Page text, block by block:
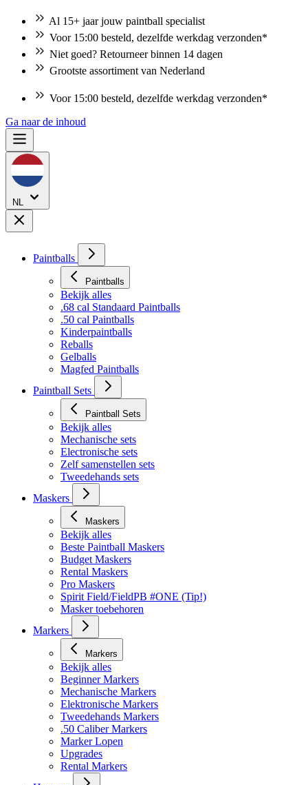
Al 15+ jaar jouw paintball specialist
Voor 15:00 besteld, dezelfde werkdag verzonden*
Niet goed? Retourneer binnen 14 dagen
Grootste assortiment van Nederland
Voor 15:00 besteld, dezelfde werkdag verzonden*
Ga naar de inhoud
NL
Paintballs
Paintballs
Bekijk alles
.68 cal Standaard Paintballs
.50 cal Paintballs
Kinderpaintballs
Reballs
Gelballs
Magfed Paintballs
Paintball Sets
Paintball Sets
Bekijk alles
Mechanische sets
Electronische sets
Zelf samenstellen sets
Tweedehands sets
Maskers
Maskers
Bekijk alles
Beste Paintball Maskers
Budget Maskers
Rental Maskers
Pro Maskers
Spirit Field/FieldPB #ONE (Tip!)
Masker toebehoren
Markers
Markers
Bekijk alles
Beginner Markers
Mechanische Markers
Elektronische Markers
Tweedehands Markers
.50 Caliber Markers
Marker Lopen
Upgrades
Rental Markers